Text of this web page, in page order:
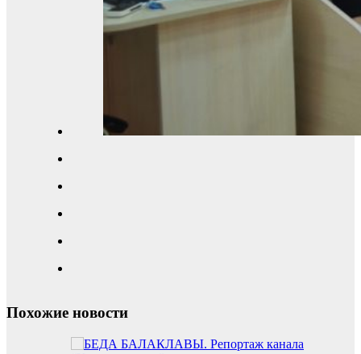
Похожие новости